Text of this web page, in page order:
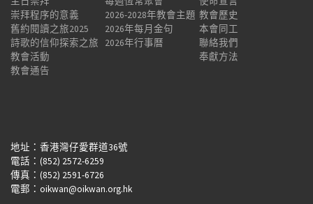
崇拜程序的意義
舊約閱讀之旅2025
詩歌的信仰探索之旅
教會活動
教會通告
2026-2028年教會主題
2026年每月金句
2026年行事曆
教會歷史
本會同工
聯絡我們
奉獻方法
地址：香港灣仔愛群道36號
電話：(852) 2572-6259
傳真：(852) 2591-6726
電郵：oikwan@oikwan.org.hk